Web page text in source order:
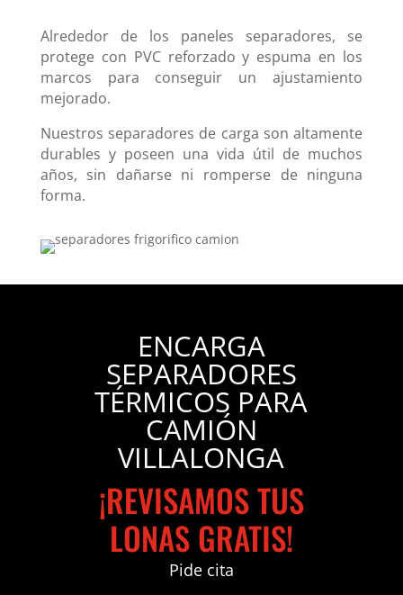
Alrededor de los paneles separadores, se
protege con PVC reforzado y espuma en los
marcos para conseguir un ajustamiento
mejorado.
Nuestros separadores de carga son altamente
durables y poseen una vida útil de muchos
años, sin dañarse ni romperse de ninguna
forma.
ENCARGA
SEPARADORES
TÉRMICOS PARA
CAMIÓN
VILLALONGA
¡REVISAMOS TUS
LONAS GRATIS!
Pide cita